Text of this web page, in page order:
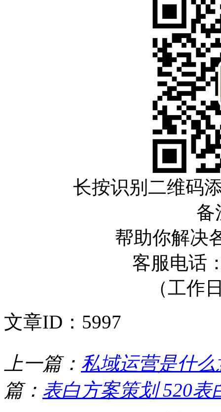
长按识别二维码
备
帮助你解决
客服电话
（工作
文章ID：5997
上一篇： 私域运营是什
篇： 表白方案策划 520表